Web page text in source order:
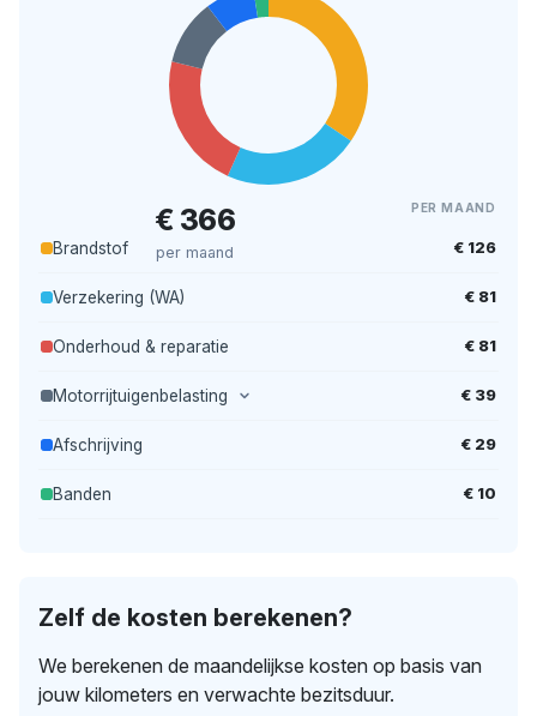
€ 366
per maand
PER MAAND
Brandstof € 126
Verzekering (WA) € 81
Onderhoud & reparatie € 81
Motorrijtuigenbelasting € 39
Afschrijving € 29
Banden € 10
Zelf de kosten berekenen?
We berekenen de maandelijkse kosten op basis van
jouw kilometers en verwachte bezitsduur.